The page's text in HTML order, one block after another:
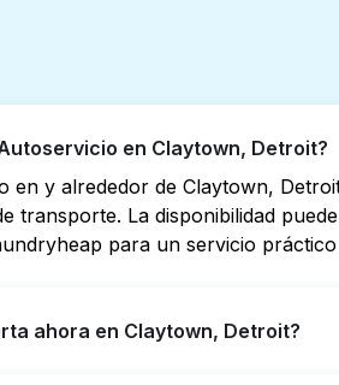
en Claytown, Detroit?
en y alrededor de Claytown,
transporte. La disponibilidad
para un servicio
ahora en Claytown, Detroit?